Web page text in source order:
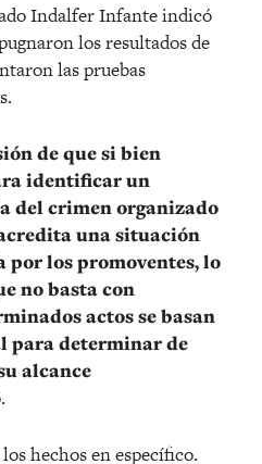
Indalfer Infante indicó
los resultados de
las pruebas
de que si bien
identificar un
del crimen organizado
una situación
por los promoventes, lo
no basta con
actos se basan
para determinar de
alcance
hechos en específico.